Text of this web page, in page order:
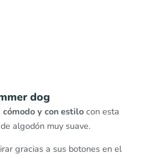
dog
cómodo y con estilo con esta
algodón muy suave.
gracias a sus botones en el